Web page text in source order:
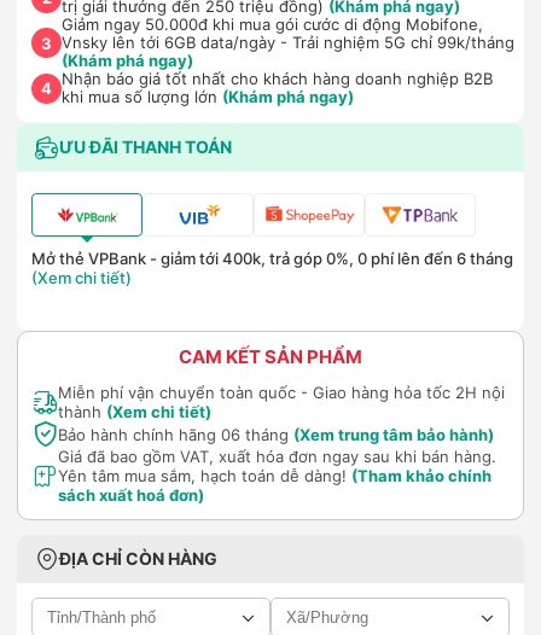
trị giải thưởng đến 250 triệu đồng) (Khám phá ngay)
3
Giảm ngay 50.000đ khi mua gói cước di động Mobifone,
Vnsky lên tới 6GB data/ngày - Trải nghiệm 5G chỉ 99k/tháng
(Khám phá ngay)
4 Nhận báo giá tốt nhất cho khách hàng doanh nghiệp B2B
khi mua số lượng lớn (Khám phá ngay)
ƯU ĐÃI THANH TOÁN
Mở thẻ VPBank - giảm tới 400k, trả góp 0%, 0 phí lên đến 6 tháng
(Xem chi tiết)
CAM KẾT SẢN PHẨM
Miễn phí vận chuyển toàn quốc - Giao hàng hỏa tốc 2H nội
thành (Xem chi tiết)
Bảo hành chính hãng 06 tháng (Xem trung tâm bảo hành)
Giá đã bao gồm VAT, xuất hóa đơn ngay sau khi bán hàng.
Yên tâm mua sắm, hạch toán dễ dàng! (Tham khảo chính
sách xuất hoá đơn)
ĐỊA CHỈ CÒN HÀNG